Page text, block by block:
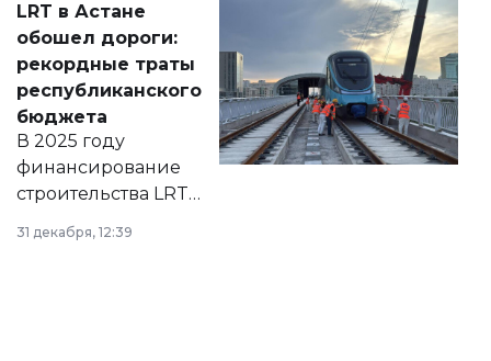
документ
появился в базе
нормативных
правовых актов и
на сайте маслихат
города.
LRT в Астане
обошел дороги:
рекордные траты
республиканского
бюджета
В 2025 году
финансирование
строительства LRT
в Астане из
республиканского
31 декабря, 12:39